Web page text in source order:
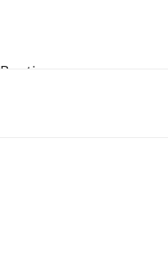
Boutique